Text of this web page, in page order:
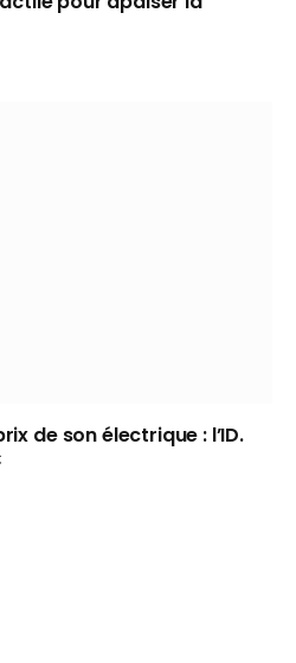
de son électrique : l’ID.